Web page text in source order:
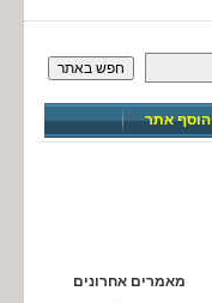
חפש באתר
הוסף אתר
מאמרים אחרונים